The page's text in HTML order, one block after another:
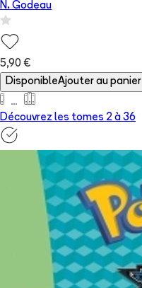
N. Godeau
5,90 €
DisponibleAjouter au panier
Découvrez les tomes 2 à 36